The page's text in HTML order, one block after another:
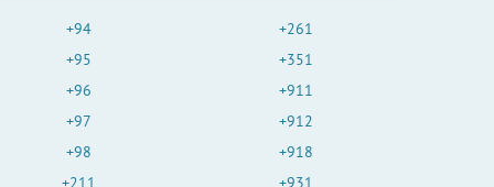
+94
+95
+96
+97
+98
+211
+261
+351
+911
+912
+918
+931